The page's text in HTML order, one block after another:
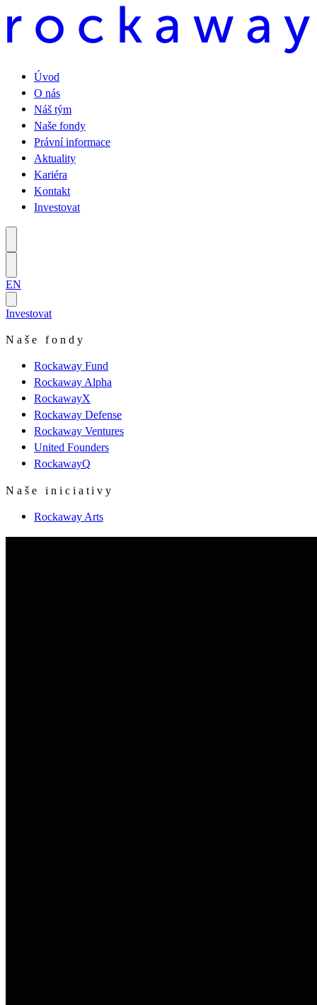
Úvod
O nás
Náš tým
Naše fondy
Právní informace
Aktuality
Kariéra
Kontakt
Investovat
EN
Investovat
Naše fondy
Rockaway Fund
Rockaway Alpha
RockawayX
Rockaway Defense
Rockaway Ventures
United Founders
RockawayQ
Naše iniciativy
Rockaway Arts